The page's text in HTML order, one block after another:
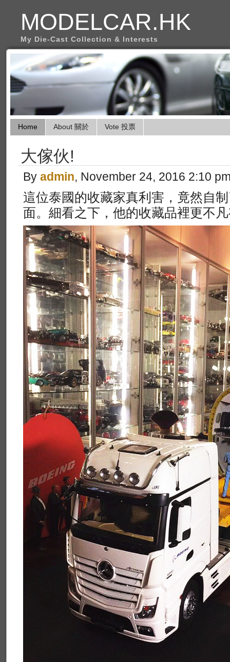
MODELCAR.HK
My Die-Cast Collection & Interests
Home About 關於 Vote 投票
大傢伙!
By admin, November 24, 2016 2:10
這位泰國的收藏家真利害，竟然自
面。細看之下，他的收藏品裡更不